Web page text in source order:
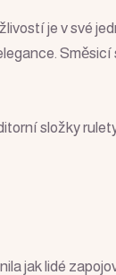
je v své
složky
jak lidé